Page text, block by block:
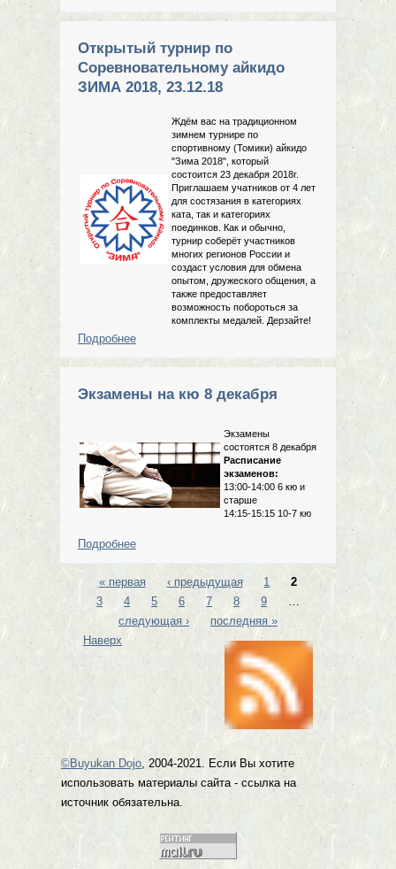
для взрослых 10.02.2019
Открытый турнир по
Соревновательному айкидо
ЗИМА 2018, 23.12.18
Ждём вас на традиционном
зимнем турнире по
спортивному (Томики) айкидо
"Зима 2018", который
состоится 23 декабря 2018г.
Приглашаем учатников от 4 лет
для состязания в категориях
ката, так и категориях
поединков. Как и обычно,
турнир соберёт участников
многих регионов России и
создаст условия для обмена
опытом, дружеского общения, а
также предоставляет
возможность побороться за
комплекты медалей. Дерзайте!
Подробнее
Соревновательному айкидо ЗИМА
Экзамены на кю 8 декабря
Экзамены
состоятся 8 декабря
Расписание
экзаменов:
13:00-14:00 6 кю и
старше
14:15-15:15 10-7 кю
Подробнее
Страницы
« первая ‹ предыдущая 1
2
3
4 5 6 7 8 9
следующая ›
последняя »
Наверх
©Buyukan Dojo , 2004-2021. Если Вы хотите
использовать материалы сайта - ссылка на
источник обязательна.